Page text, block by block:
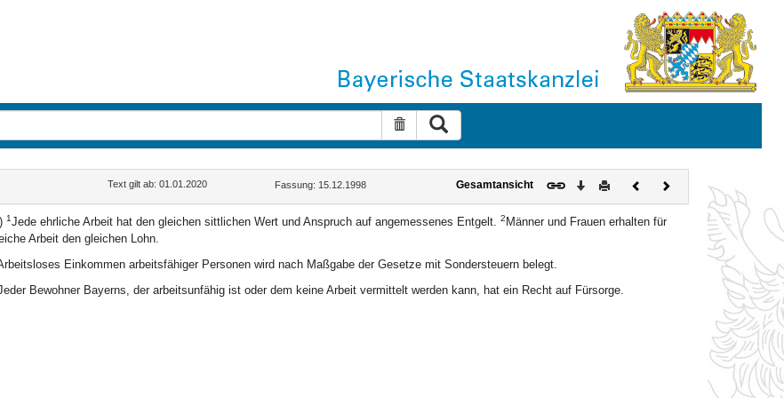
Suche zurücksetzen
Text gilt ab: 01.01.2020 Fassung: 15.12.1998 Gesamtansicht Download
DruckenVorherigesNächstes
Dokument
1Jede ehrliche Arbeit hat den gleichen sittlichen Wert und Anspruch auf angemessenes Entgelt. 2 Männer und Frauen erhalten für
Arbeit den gleichen Lohn.
Einkommen arbeitsfähiger Personen wird nach Maßgabe der Gesetze mit Sondersteuern belegt.
Bewohner Bayerns, der arbeitsunfähig ist oder dem keine Arbeit vermittelt werden kann, hat ein Recht auf Fürsorge.